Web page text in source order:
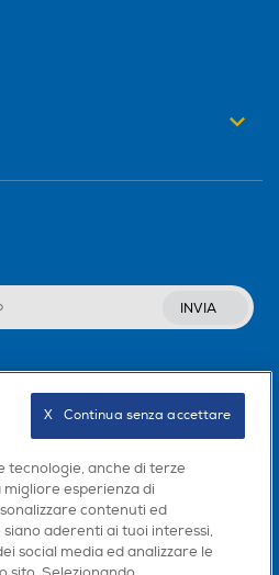
INVIA
tecnologie, anche di terze
esperienza di
contenuti ed
aderenti ai tuoi interessi,
social media ed analizzare le
X   Continua senza accettare